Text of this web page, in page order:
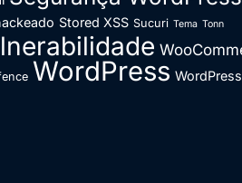
Stored XSS Sucuri Tema Tonn
WordPress